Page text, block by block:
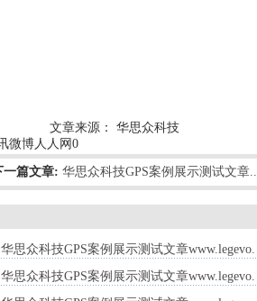
文章来源： 华思众科技
微博人人网 0
一篇文章: 华思众科技GPS案例展示测试文章..
华思众科技GPS案例展示测试文章www.legevo.
华思众科技GPS案例展示测试文章www.legevo.